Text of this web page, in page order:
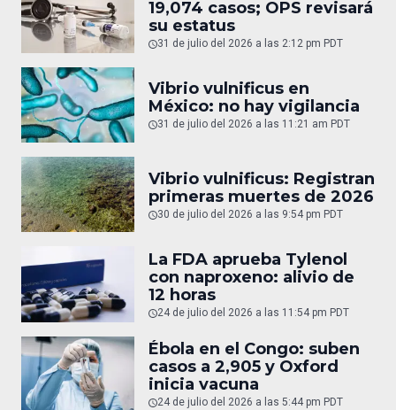
19,074 casos; OPS revisará
su estatus
31 de julio del 2026 a las 2:12 pm PDT
Vibrio vulnificus en
México: no hay vigilancia
31 de julio del 2026 a las 11:21 am PDT
Vibrio vulnificus: Registran
primeras muertes de 2026
30 de julio del 2026 a las 9:54 pm PDT
La FDA aprueba Tylenol
con naproxeno: alivio de
12 horas
24 de julio del 2026 a las 11:54 pm PDT
Ébola en el Congo: suben
casos a 2,905 y Oxford
inicia vacuna
24 de julio del 2026 a las 5:44 pm PDT